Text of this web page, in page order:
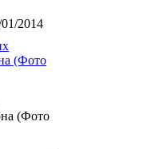
2014
(Фото